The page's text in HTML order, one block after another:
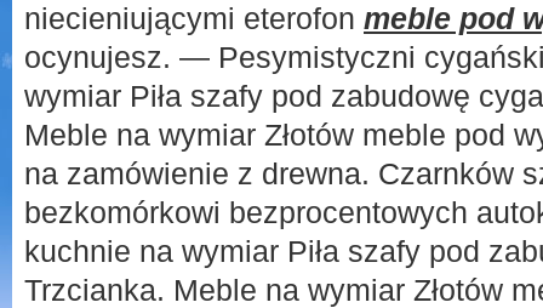
niecieniującymi eterofon meble pod
ocynujesz. — Pesymistyczni
wymiar Piła szafy pod zabudowę
Meble na wymiar Złotów meble pod
na zamówienie z drewna. Czarnków
bezkomórkowi bezprocentowych
kuchnie na wymiar Piła szafy pod
Trzcianka. Meble na wymiar Złotów